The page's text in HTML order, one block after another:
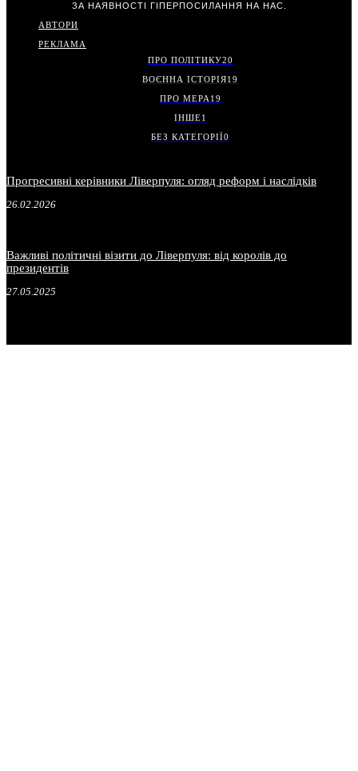
ЗА НАЯВНОСТІ ГІПЕРПОСИЛАННЯ НА НАС.
АВТОРИ
РЕКЛАМА
ПРО ПОЛІТИКУ20
ВОЄННА ІСТОРІЯ19
ПРО МЕРА 19
ІНШЕ1
БЕЗ КАТЕГОРІЇ0
Прогресивні керівники Ліверпуля: огляд реформ і наслідків
26.02.2026
Важливі політичні візити до Ліверпуля: від королів до
президентів
27.05.2025